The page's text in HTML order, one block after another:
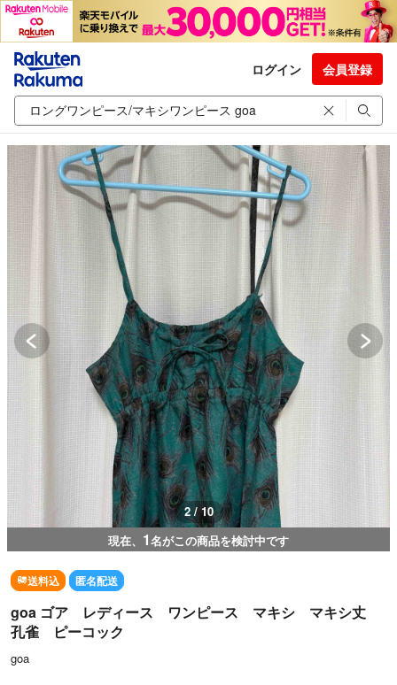
ログイン 会員登録
3 / 10
現在、 1名がこの商品を検討中です
送料込 匿名配送
goa ゴア レディース ワンピース マキシ マキシ丈
孔雀 ピーコック
goa